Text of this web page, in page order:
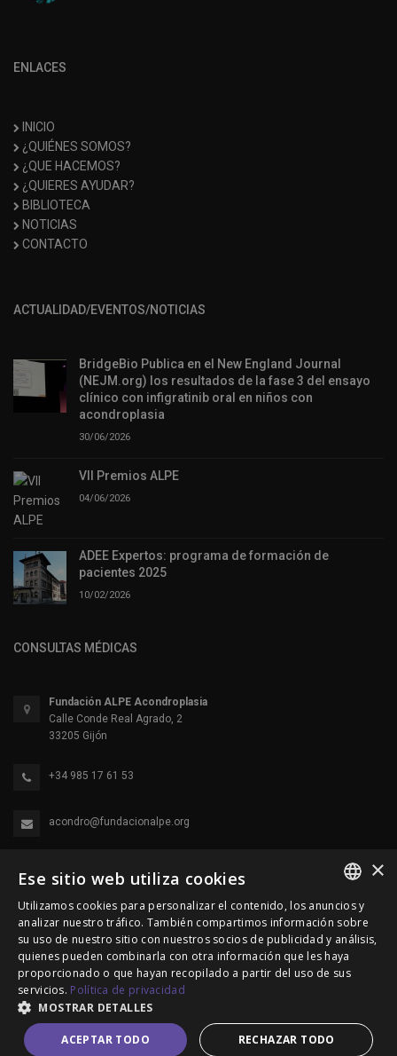
ENLACES
INICIO
¿QUIÉNES SOMOS?
¿QUE HACEMOS?
¿QUIERES AYUDAR?
BIBLIOTECA
NOTICIAS
CONTACTO
ACTUALIDAD/EVENTOS/NOTICIAS
BridgeBio Publica en el New England Journal
(NEJM.org) los resultados de la fase 3 del ensayo
clínico con infigratinib oral en niños con
acondroplasia
30/06/2026
VII Premios ALPE
04/06/2026
ADEE Expertos: programa de formación de
pacientes 2025
10/02/2026
CONSULTAS MÉDICAS
Fundación ALPE Acondroplasia
Calle Conde Real Agrado, 2
33205 Gijón
+34 985 17 61 53
acondro@fundacionalpe.org
© 2000-2026 Fundación Alpe Acondroplasia. Reservados
todos los derechos.
Política de Privacidad |
SPANISH
ENGLISH
PORTUGUESE
×
Ese sitio web utiliza cookies
Utilizamos cookies para personalizar el contenido, los anuncios y
analizar nuestro tráfico. También compartimos información sobre
su uso de nuestro sitio con nuestros socios de publicidad y análisis,
quienes pueden combinarla con otra información que les haya
proporcionado o que hayan recopilado a partir del uso de sus
servicios. Política de privacidad
MOSTRAR DETALLES
ACEPTAR TODO RECHAZAR TODO